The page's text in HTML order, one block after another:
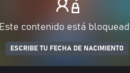
Este contenido está
ESCRIBE TU FECHA DE NACIMIENTO